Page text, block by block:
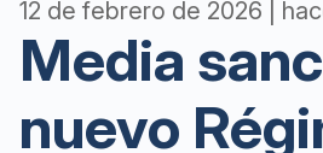
12 de febrero de 2026 |
Media
nuevo